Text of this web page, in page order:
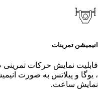
انیمیشن تمرینات
قابلیت نمایش حرکات تمرینی
، یوگا و پیلاتس به صورت
نمایش ساعت.